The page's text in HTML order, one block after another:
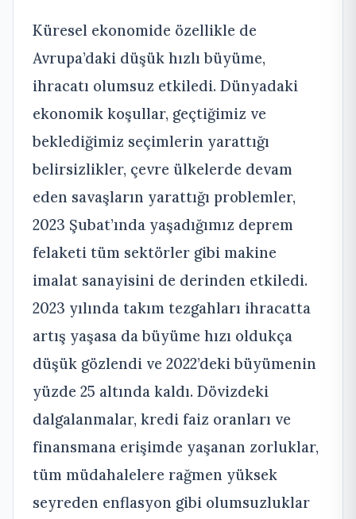
Küresel ekonomide özellikle de
Avrupa’daki düşük hızlı büyüme,
ihracatı olumsuz etkiledi. Dünyadaki
ekonomik koşullar, geçtiğimiz ve
beklediğimiz seçimlerin yarattığı
belirsizlikler, çevre ülkelerde devam
eden savaşların yarattığı problemler,
2023 Şubat’ında yaşadığımız deprem
felaketi tüm sektörler gibi makine
imalat sanayisini de derinden etkiledi.
2023 yılında takım tezgahları ihracatta
artış yaşasa da büyüme hızı oldukça
düşük gözlendi ve 2022’deki büyümenin
yüzde 25 altında kaldı. Dövizdeki
dalgalanmalar, kredi faiz oranları ve
finansmana erişimde yaşanan zorluklar,
tüm müdahalelere rağmen yüksek
seyreden enflasyon gibi olumsuzluklar